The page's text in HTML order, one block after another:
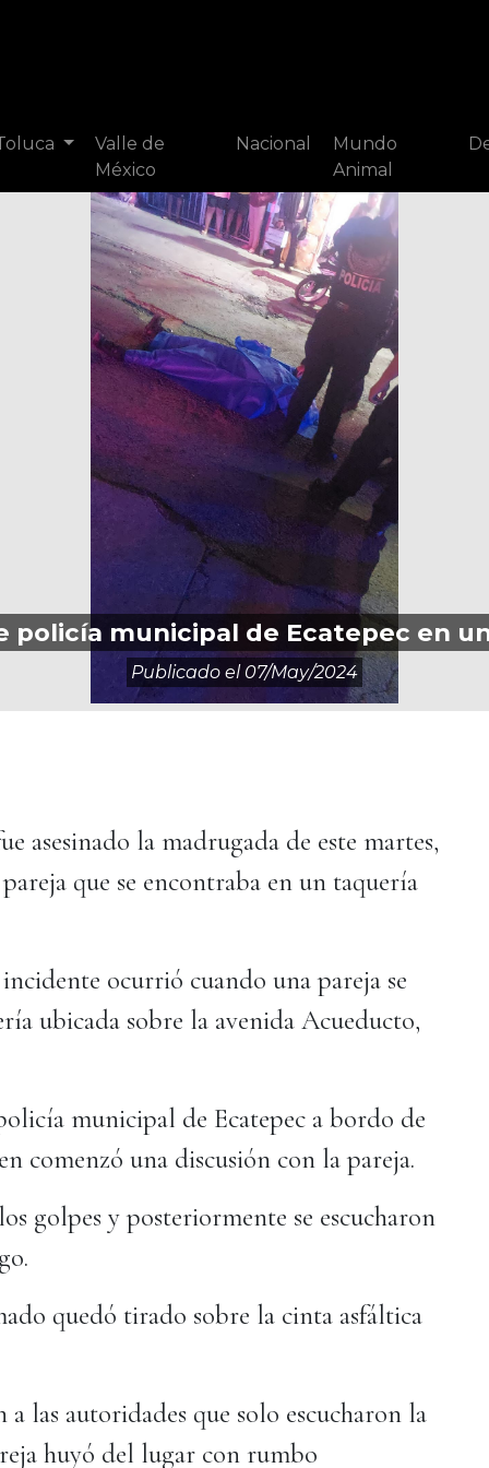
Valle de
México
Nacional
Mundo
Animal
policía municipal de Ecatepec en
Publicado el 07/may/2024
asesinado la madrugada de este martes,
que se encontraba en un taquería
ocurrió cuando una pareja se
ubicada sobre la avenida Acueducto,
municipal de Ecatepec a bordo de
comenzó una discusión con la pareja.
golpes y posteriormente se escucharon
quedó tirado sobre la cinta asfáltica
las autoridades que solo escucharon la
huyó del lugar con rumbo